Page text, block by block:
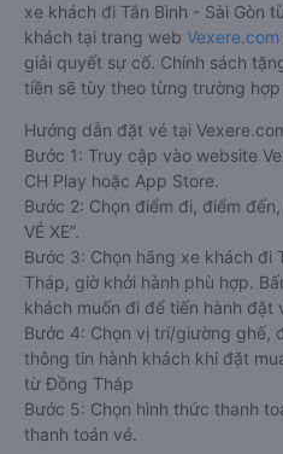
xe khách đi Tân Bình - Sài Gòn
khách tại trang web Vexere.com
giải quyết sự cố. Chính sách
tiền sẽ tùy theo từng trường
Hướng dẫn đặt vé tại
Bước 1: Truy cập vào website
CH Play hoặc App Store.
Bước 2: Chọn điểm đi, điểm
VÉ XE”.
Bước 3: Chọn hãng xe khách đi
Tháp, giờ khởi hành phù hợp.
khách muốn đi để tiến hành đặt
Bước 4: Chọn vị trí/giường ghế,
thông tin hành khách khi đặt
từ Đồng Tháp
Bước 5: Chọn hình thức thanh
thanh toán vé.